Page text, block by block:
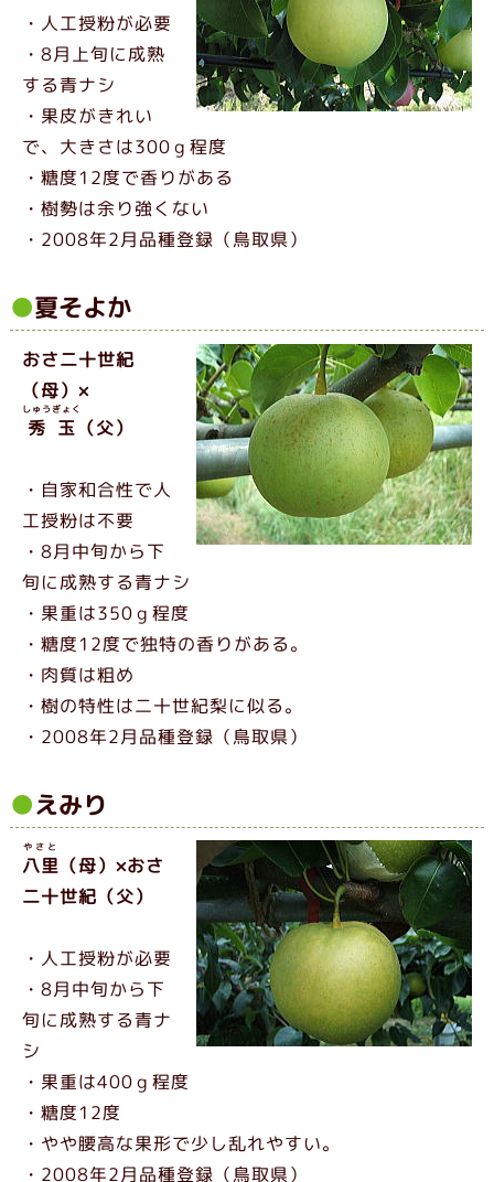
・人工授粉が必要
・8月上旬に成熟
する青ナシ
・果皮がきれい
で、大きさは300ｇ程度
・糖度12度で香りがある
・樹勢は余り強くない
・2008年2月品種登録（鳥取県）
夏そよか
おさ二十世紀
（母）×
秀玉
しゅうぎょく
（父）
・自家和合性で人
工授粉は不要
・8月中旬から下
旬に成熟する青ナシ
・果重は350ｇ程度
・糖度12度で独特の香りがある。
・肉質は粗め
・樹の特性は二十世紀梨に似る。
・2008年2月品種登録（鳥取県）
えみり
八里
やさと
（母）×おさ
二十世紀（父）
・人工授粉が必要
・8月中旬から下
旬に成熟する青ナ
シ
・果重は400ｇ程度
・糖度12度
・やや腰高な果形で少し乱れやすい。
・2008年2月品種登録（鳥取県）